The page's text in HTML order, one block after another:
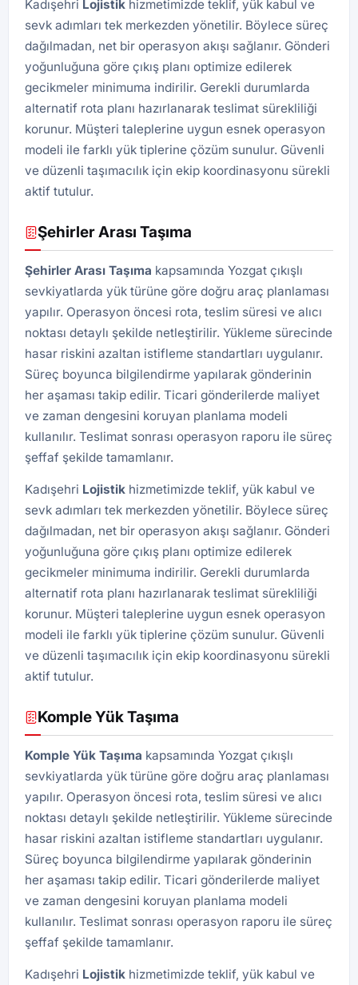
Kadışehri Lojistik hizmetimizde teklif, yük kabul ve
sevk adımları tek merkezden yönetilir. Böylece süreç
dağılmadan, net bir operasyon akışı sağlanır. Gönderi
yoğunluğuna göre çıkış planı optimize edilerek
gecikmeler minimuma indirilir. Gerekli durumlarda
alternatif rota planı hazırlanarak teslimat sürekliliği
korunur. Müşteri taleplerine uygun esnek operasyon
modeli ile farklı yük tiplerine çözüm sunulur. Güvenli
ve düzenli taşımacılık için ekip koordinasyonu sürekli
aktif tutulur.
Şehirler Arası Taşıma
Şehirler Arası Taşıma kapsamında Yozgat çıkışlı
sevkiyatlarda yük türüne göre doğru araç planlaması
yapılır. Operasyon öncesi rota, teslim süresi ve alıcı
noktası detaylı şekilde netleştirilir. Yükleme sürecinde
hasar riskini azaltan istifleme standartları uygulanır.
Süreç boyunca bilgilendirme yapılarak gönderinin
her aşaması takip edilir. Ticari gönderilerde maliyet
ve zaman dengesini koruyan planlama modeli
kullanılır. Teslimat sonrası operasyon raporu ile süreç
şeffaf şekilde tamamlanır.
Kadışehri Lojistik hizmetimizde teklif, yük kabul ve
sevk adımları tek merkezden yönetilir. Böylece süreç
dağılmadan, net bir operasyon akışı sağlanır. Gönderi
yoğunluğuna göre çıkış planı optimize edilerek
gecikmeler minimuma indirilir. Gerekli durumlarda
alternatif rota planı hazırlanarak teslimat sürekliliği
korunur. Müşteri taleplerine uygun esnek operasyon
modeli ile farklı yük tiplerine çözüm sunulur. Güvenli
ve düzenli taşımacılık için ekip koordinasyonu sürekli
aktif tutulur.
Komple Yük Taşıma
Komple Yük Taşıma kapsamında Yozgat çıkışlı
sevkiyatlarda yük türüne göre doğru araç planlaması
yapılır. Operasyon öncesi rota, teslim süresi ve alıcı
noktası detaylı şekilde netleştirilir. Yükleme sürecinde
hasar riskini azaltan istifleme standartları uygulanır.
Süreç boyunca bilgilendirme yapılarak gönderinin
her aşaması takip edilir. Ticari gönderilerde maliyet
ve zaman dengesini koruyan planlama modeli
kullanılır. Teslimat sonrası operasyon raporu ile süreç
şeffaf şekilde tamamlanır.
Kadışehri Lojistik hizmetimizde teklif, yük kabul ve